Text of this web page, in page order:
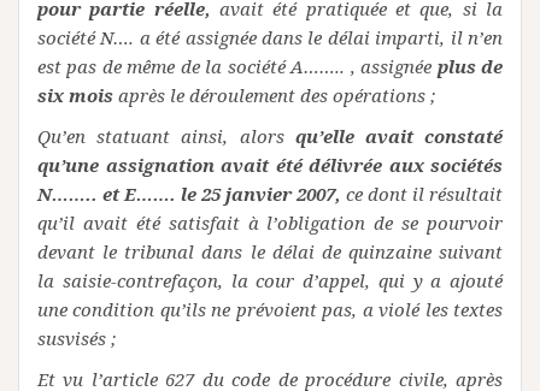
pour partie réelle, avait été pratiquée et que, si la
société N…. a été assignée dans le délai imparti, il n’en
est pas de même de la société A…….. , assignée plus de
six mois après le déroulement des opérations ;
Qu’en statuant ainsi, alors qu’elle avait constaté
qu’une assignation avait été délivrée aux sociétés
N…….. et E……. le 25 janvier 2007, ce dont il résultait
qu’il avait été satisfait à l’obligation de se pourvoir
devant le tribunal dans le délai de quinzaine suivant
la saisie-contrefaçon, la cour d’appel, qui y a ajouté
une condition qu’ils ne prévoient pas, a violé les textes
susvisés ;
Et vu l’article 627 du code de procédure civile, après